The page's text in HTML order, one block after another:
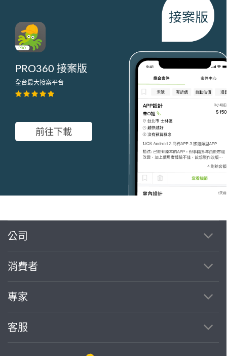
PRO360 接案版
全台最大接案平台
前往下載
公司
消費者
專家
客服
繼續完成